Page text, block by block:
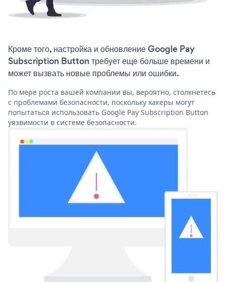
Кроме того, настройка и обновление Google Pay
Subscription Button требует еще больше времени и
может вызвать новые проблемы или ошибки.
По мере роста вашей компании вы, вероятно, столкнетесь
с проблемами безопасности, поскольку хакеры могут
попытаться использовать Google Pay Subscription Button
уязвимости в системе безопасности.